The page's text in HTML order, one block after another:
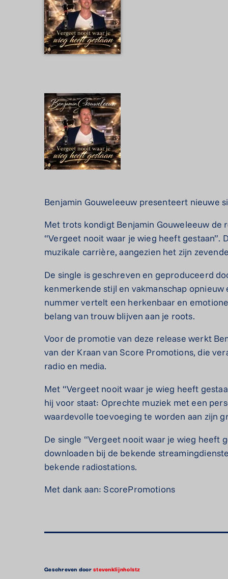
Benjamin Gouweleeuw presenteert nieuwe
Met trots kondigt Benjamin Gouweleeuw de
“Vergeet nooit waar je wieg heeft
muzikale carrière, aangezien het zijn
De single is geschreven en geproduceerd
kenmerkende stijl en vakmanschap
nummer vertelt een herkenbaar en
belang van trouw blijven aan je roots.
Voor de promotie van deze release werkt
van der Kraan van Score Promotions, die
radio en media.
Met “Vergeet nooit waar je wieg heeft
hij voor staat: Oprechte muziek met een
waardevolle toevoeging te worden aan zijn
De single “Vergeet nooit waar je wieg heeft
downloaden bij de bekende
bekende radiostations.
Met dank aan: ScorePromotions
Geschreven doorstevenklijnholstz